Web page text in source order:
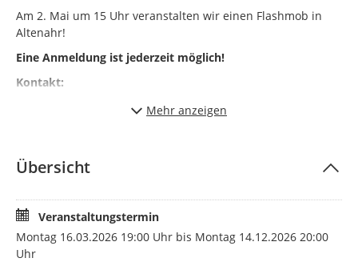
Am 2. Mai um 15 Uhr veranstalten wir einen Flashmob in
Altenahr!
Eine Anmeldung ist jederzeit möglich!
Kontakt:
Mehr anzeigen
Übersicht
Veranstaltungstermin
Montag 16.03.2026 19:00 Uhr bis Montag 14.12.2026 20:00
Uhr